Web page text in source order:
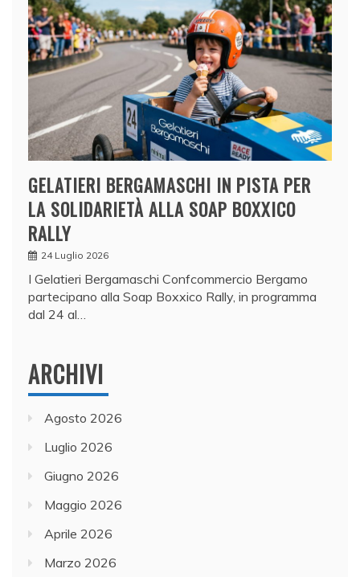
GELATIERI BERGAMASCHI IN PISTA PER
LA SOLIDARIETÀ ALLA SOAP BOXXICO
RALLY
24 Luglio 2026
I Gelatieri Bergamaschi Confcommercio Bergamo
partecipano alla Soap Boxxico Rally, in programma
dal 24 al…
ARCHIVI
Agosto 2026
Luglio 2026
Giugno 2026
Maggio 2026
Aprile 2026
Marzo 2026